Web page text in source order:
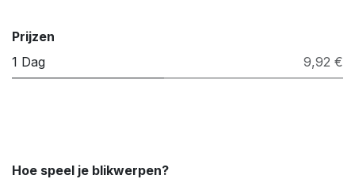
Prijzen
1 Dag
9,92 €
Hoe speel je blikwerpen?